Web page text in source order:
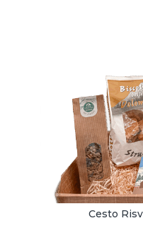
Cesto